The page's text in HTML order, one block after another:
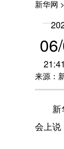
新华网 >
来源：
新华
会上说